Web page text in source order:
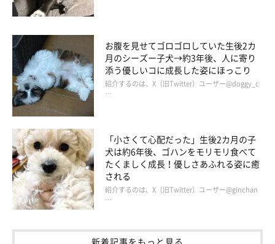
お腹を見せてゴロゴロしていた生後2カ
月のシーズー子犬→約3年後、人に寄り
添う優しいコに成長した姿にほっこり
紹介するのは、X（旧Twitter）ユーザー@doggy_c
…
「小さくて心配だった」生後2カ月の子
犬は約6年後、ゴハンをモリモリ食べて
たくましく成長！優しさあふれる姿に癒
される
紹介するのは、X（旧Twitter）ユーザー@ginchan
…
新着記事をもっと見る